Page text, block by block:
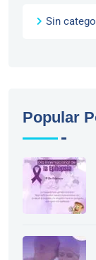
Sin
Popular